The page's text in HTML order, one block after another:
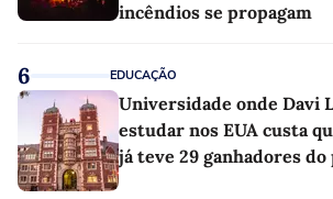
incêndios se propagam
6 EDUCAÇÃO
Universidade onde Davi
estudar nos EUA custa
já teve 29 ganhadores